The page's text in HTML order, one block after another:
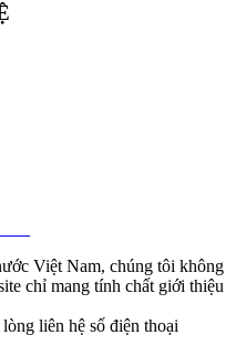
Việt Nam, chúng tôi không
chỉ mang tính chất giới thiệu
liên hệ số điện thoại